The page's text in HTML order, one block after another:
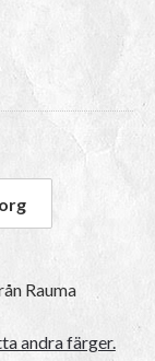
mängd
Rauma
andra färger.